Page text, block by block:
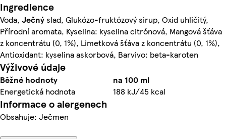
Ingredience
Voda, Ječnýslad, Glukózo-fruktózový sirup, Oxid uhličitý,
Přírodní aromata, Kyselina: kyselina citrónová, Mangová šťáva
z koncentrátu (0, 1%), Limetková šťáva z koncentrátu (0, 1%),
Antioxidant: kyselina askorbová, Barvivo: beta-karoten
Výživové údaje
Běžné hodnoty
na 100 ml
Energetická hodnota
188 kJ/45 kcal
Informace o alergenech
Obsahuje: Ječmen